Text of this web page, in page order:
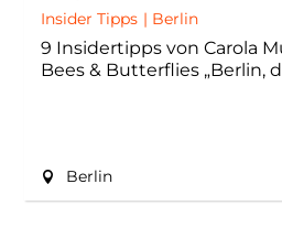
Insider Tipps | Berlin
9 Insidertipps von Carola
Bees & Butterflies „Berlin,
Berlin